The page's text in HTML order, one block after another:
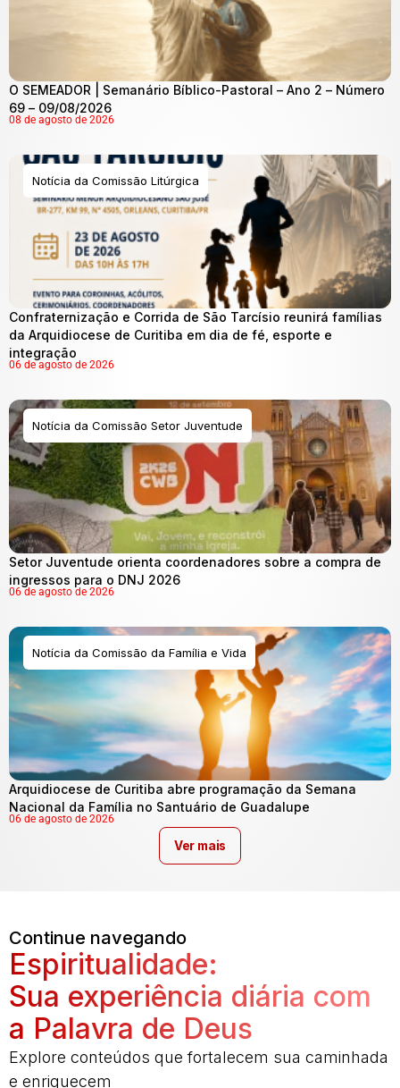
O SEMEADOR | Semanário Bíblico-Pastoral – Ano 2 – Número
69 – 09/08/2026
08 de agosto de 2026
Notícia da Comissão Litúrgica
Confraternização e Corrida de São Tarcísio reunirá famílias
da Arquidiocese de Curitiba em dia de fé, esporte e
integração
06 de agosto de 2026
Notícia da Comissão Setor Juventude
Setor Juventude orienta coordenadores sobre a compra de
ingressos para o DNJ 2026
06 de agosto de 2026
Notícia da Comissão da Família e Vida
Arquidiocese de Curitiba abre programação da Semana
Nacional da Família no Santuário de Guadalupe
06 de agosto de 2026
Ver mais
Continue navegando
Espiritualidade:
Sua experiência diária com
a Palavra de Deus
Explore conteúdos que fortalecem sua caminhada
e enriquecem